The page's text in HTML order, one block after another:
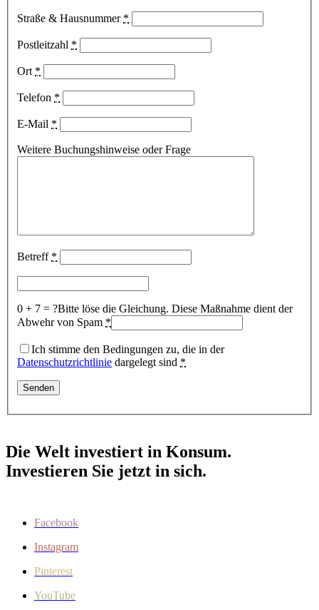
Straße & Hausnummer *
Postleitzahl *
Ort *
Telefon *
E-Mail *
Weitere Buchungshinweise oder Frage
Betreff *
0 + 7 = ?Bitte löse die Gleichung. Diese Maßnahme dient der
Abwehr von Spam *
Ich stimme den Bedingungen zu, die in der
Datenschutzrichtlinie dargelegt sind *
Die Welt investiert in Konsum.
Investieren Sie jetzt in sich.
Facebook
Instagram
Pinterest
YouTube